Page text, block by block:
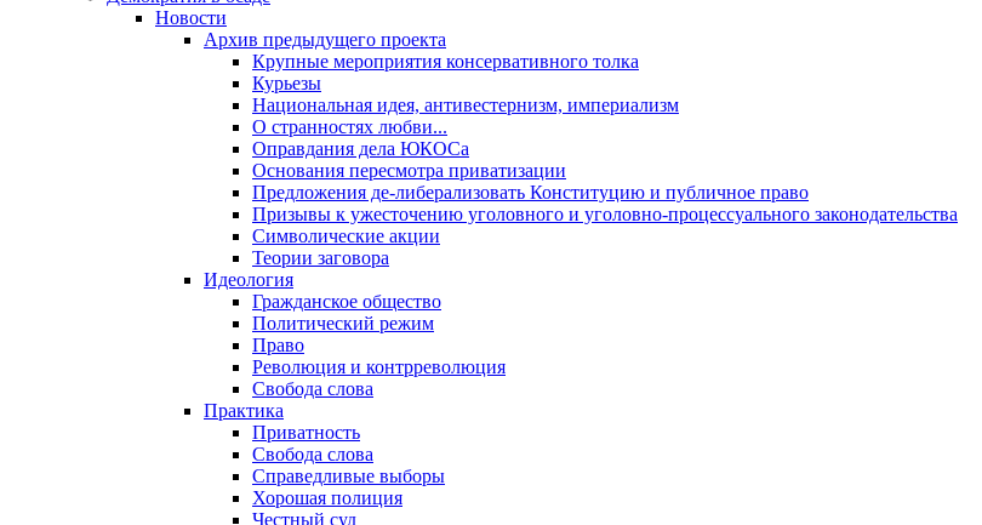
Новости
Архив предыдущего проекта
Крупные мероприятия консервативного толка
Курьезы
Национальная идея, антивестернизм, империализм
О странностях любви...
Оправдания дела ЮКОСа
Основания пересмотра приватизации
Предложения де-либерализовать Конституцию и публичное право
Призывы к ужесточению уголовного и уголовно-процессуального законодательства
Символические акции
Теории заговора
Идеология
Гражданское общество
Политический режим
Право
Революция и контрреволюция
Свобода слова
Практика
Приватность
Свобода слова
Справедливые выборы
Хорошая полиция
Честный суд